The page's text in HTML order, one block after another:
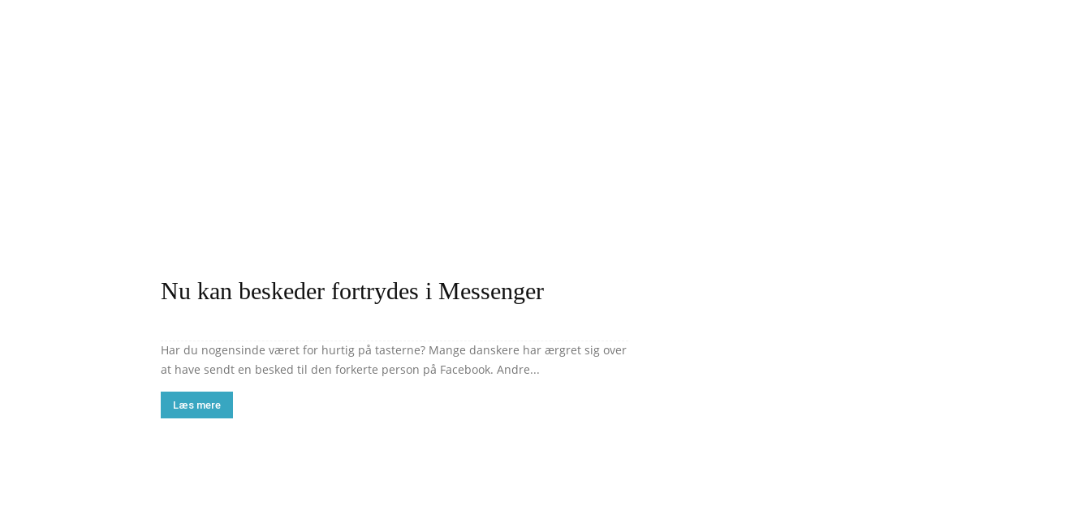
Nu kan beskeder fortrydes i Messenger
Har du nogensinde været for hurtig på tasterne? Mange danskere har ærgret sig over
at have sendt en besked til den forkerte person på Facebook. Andre...
Læs mere